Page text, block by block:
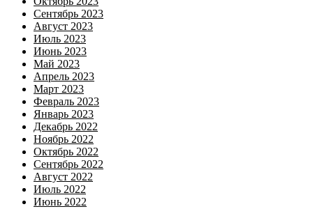
Сентябрь 2023
Август 2023
Июль 2023
Июнь 2023
Май 2023
Апрель 2023
Март 2023
Февраль 2023
Январь 2023
Декабрь 2022
Ноябрь 2022
Октябрь 2022
Сентябрь 2022
Август 2022
Июль 2022
Июнь 2022